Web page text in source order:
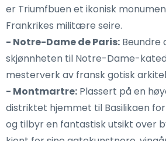
er Triumfbuen et ikonisk
Frankrikes militære seire.
- Notre-Dame de Paris: Beundre
skjønnheten til Notre-Dame-
mesterverk av fransk gotisk
- Montmartre: Plassert på en
distriktet hjemmet til Basilikaen
og tilbyr en fantastisk utsikt over